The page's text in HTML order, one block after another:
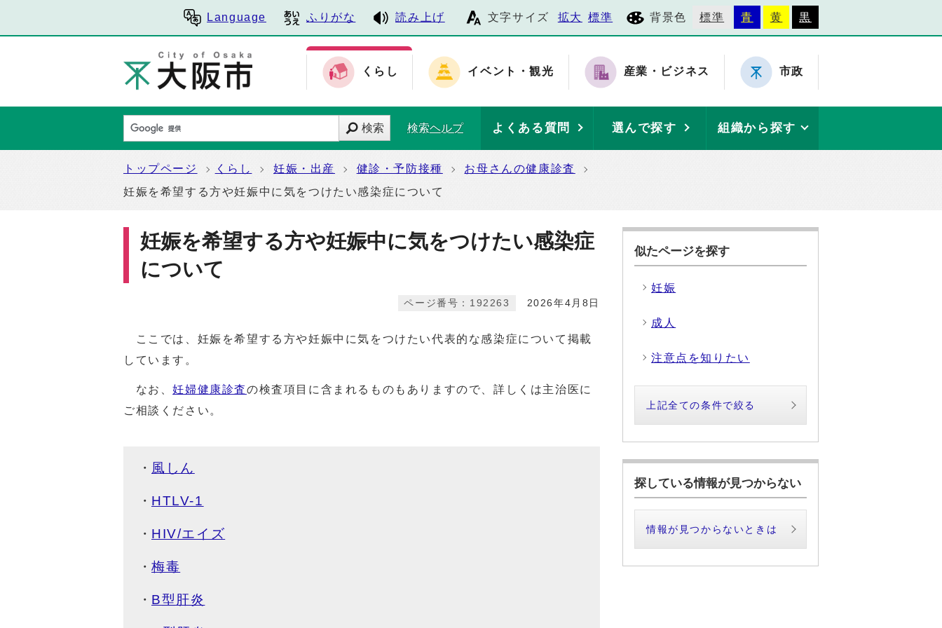
Language ふりがな 読み上げ 文字サイズ 拡大 標準 背景色 標準 青 黄 黒
くらし イベント・観光 産業・ビジネス 市政
検索 検索ヘルプ よくある質問 選んで探す 組織から探す
トップページ くらし 妊娠・出産 健診・予防接種
お母さんの健康診査
妊娠を希望する方や妊娠中に気をつけたい感染症について
妊娠を希望する方や妊娠中に気をつけたい感染症
について
2026年4月8日
ページ番号：192263
ここでは、妊娠を希望する方や妊娠中に気をつけたい代表的な感染症について掲載
しています。
なお、妊婦健康診査の検査項目に含まれるものもありますので、詳しくは主治医に
ご相談ください。
風しん
HTLV-1
HIV/エイズ
梅毒
B型肝炎
似たページを探す
妊娠
成人
注意点を知りたい
上記全ての条件で絞る
探している情報が見つからない
情報が見つからないときは